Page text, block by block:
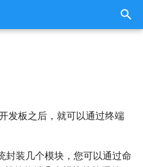
发板之后，就可以通过终端
装几个模块，您可以通过命